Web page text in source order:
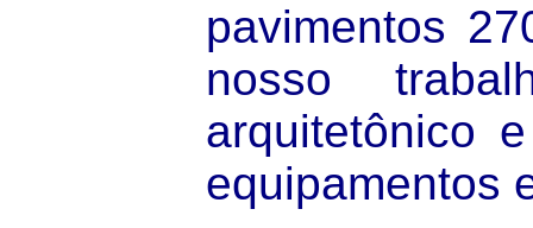
pavimentos
nosso
arquitetônico
equipamentos